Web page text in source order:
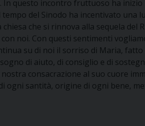
In questo incontro fruttuoso ha
del Sinodo ha incentivato una
che si rinnova alla sequela del
noi. Con questi sentimenti
su di noi il sorriso di Maria,
di aiuto, di consiglio e di
consacrazione al suo cuore
ogni santità, origine di ogni bene,